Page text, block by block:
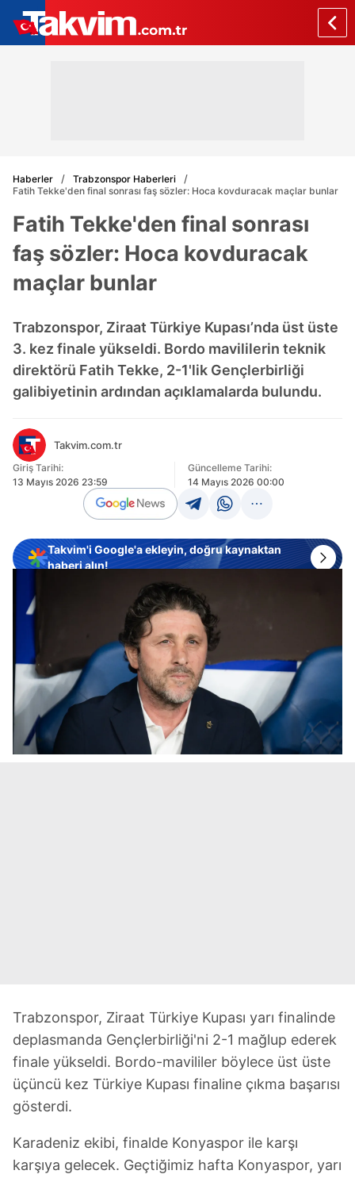
Haberler
Trabzonspor Haberleri
Fatih Tekke'den final sonrası faş sözler: Hoca kovduracak maçlar bunlar
Fatih Tekke'den final sonrası
faş sözler: Hoca kovduracak
maçlar bunlar
Trabzonspor, Ziraat Türkiye Kupası’nda üst üste
3. kez finale yükseldi. Bordo mavililerin teknik
direktörü Fatih Tekke, 2-1'lik Gençlerbirliği
galibiyetinin ardından açıklamalarda bulundu.
Takvim.com.tr
Giriş Tarihi:
13 Mayıs 2026 23:59
Güncelleme Tarihi:
14 Mayıs 2026 00:00
Takvim'i Google'a ekleyin, doğru kaynaktan
haberi alın!
Trabzonspor, Ziraat Türkiye Kupası yarı finalinde
deplasmanda Gençlerbirliği'ni 2-1 mağlup ederek
finale yükseldi. Bordo-mavililer böylece üst üste
üçüncü kez Türkiye Kupası finaline çıkma başarısı
gösterdi.
Karadeniz ekibi, finalde Konyaspor ile karşı
karşıya gelecek. Geçtiğimiz hafta Konyaspor, yarı